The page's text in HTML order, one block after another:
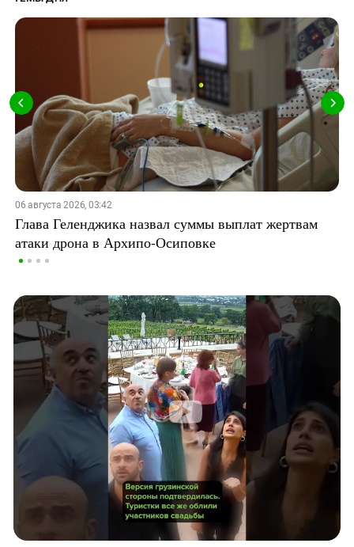
06 августа 2026, 03:42
Глава Геленджика назвал суммы выплат жертвам
атаки дрона в Архипо-Осиповке